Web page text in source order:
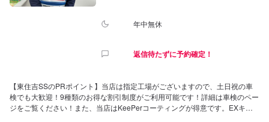
年中無休
返信待たずに予約確定！
【東住吉SSのPRポイント】当店は指定工場がございますので、土日祝の車
検でも大歓迎！9種類のお得な割引制度がご利用可能です！詳細は車検のペー
ジをご覧ください！また、当店はKeePerコーティングが得意です。EXキー